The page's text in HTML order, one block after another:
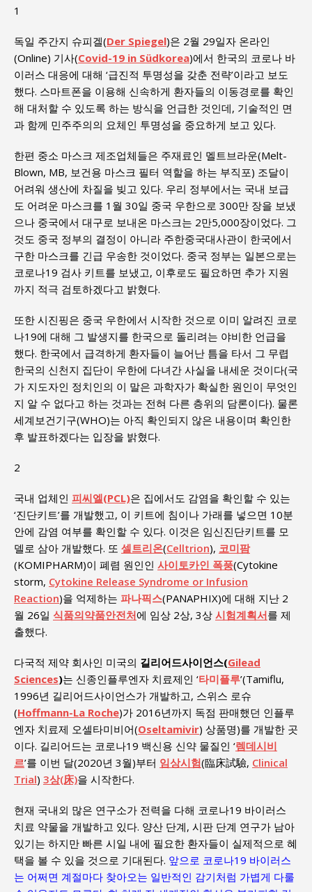
1
독일 주간지 슈피겔(Der Spiegel)은 2월 29일자 온라인
(Online) 기사(Covid-19 in Südkorea)에서 한국의 코로나 바
이러스 대응에 대해 ‘급진적 투명성을 갖춘 전략’이라고 보도
했다. 스마트폰을 이용해 신속하게 환자들의 이동경로를 확인
해 대처할 수 있도록 하는 방식을 언급한 것인데, 기술적인 면
과 함께 민주주의의 요체인 투명성을 중요하게 보고 있다.
한편 중소 마스크 제조업체들은 주재료인 멜트브라운(Melt-
Blown, MB, 보건용 마스크 필터 역할을 하는 부직포) 조달이
어려워 생산에 차질을 빚고 있다. 우리 정부에서는 국내 보급
도 어려운 마스크를 1월 30일 중국 우한으로 300만 장을 보냈
으나 중국에서 대구로 보내온 마스크는 2만5,000장이었다. 그
것도 중국 정부의 결정이 아니라 주한중국대사관이 한국에서
구한 마스크를 긴급 우송한 것이었다. 중국 정부는 일본으로는
코로나19 검사 키트를 보냈고, 이후로도 필요하면 추가 지원
까지 적극 검토하겠다고 밝혔다.
또한 시진핑은 중국 우한에서 시작한 것으로 이미 알려진 코로
나19에 대해 그 발생지를 한국으로 돌리려는 야비한 언급을
했다. 한국에서 급격하게 환자들이 늘어난 틈을 타서 그 무렵
한국의 신천지 집단이 우한에 다녀간 사실을 내세운 것이다(국
가 지도자인 정치인의 이 말은 과학자가 확실한 원인이 무엇인
지 알 수 없다고 하는 것과는 전혀 다른 층위의 담론이다). 물론
세계보건기구(WHO)는 아직 확인되지 않은 내용이며 확인한
후 발표하겠다는 입장을 밝혔다.
2
국내 업체인 피씨엘(PCL)은 집에서도 감염을 확인할 수 있는
‘진단키트’를 개발했고, 이 키트에 침이나 가래를 넣으면 10분
안에 감염 여부를 확인할 수 있다. 이것은 임신진단키트를 모
델로 삼아 개발했다. 또 셀트리온(Celltrion), 코미팜
(KOMIPHARM)이 폐렴 원인인 사이토카인 폭풍(Cytokine
storm, Cytokine Release Syndrome or Infusion
Reaction)을 억제하는 파나픽스(PANAPHIX)에 대해 지난 2
월 26일 식품의약품안전처에 임상 2상, 3상 시험계획서를 제
출했다.
다국적 제약 회사인 미국의 길리어드사이언스(Gilead
Sciences)는 신종인플루엔자 치료제인 ‘타미플루’(Tamiflu,
1996년 길리어드사이언스가 개발하고, 스위스 로슈
(Hoffmann-La Roche)가 2016년까지 독점 판매했던 인플루
엔자 치료제 오셀타미비어(Oseltamivir) 상품명)를 개발한 곳
이다. 길리어드는 코로나19 백신용 신약 물질인 ‘렘데시비
르’를 이번 달(2020년 3월)부터 임상시험(臨床試驗, Clinical
Trial) 3상(床)을 시작한다.
현재 국내외 많은 연구소가 전력을 다해 코로나19 바이러스
치료 약물을 개발하고 있다. 양산 단계, 시판 단계 연구가 남아
있기는 하지만 빠른 시일 내에 필요한 환자들이 실제적으로 혜
택을 볼 수 있을 것으로 기대된다. 앞으로 코로나19 바이러스
는 어쩌면 계절마다 찾아오는 일반적인 감기처럼 가볍게 다룰